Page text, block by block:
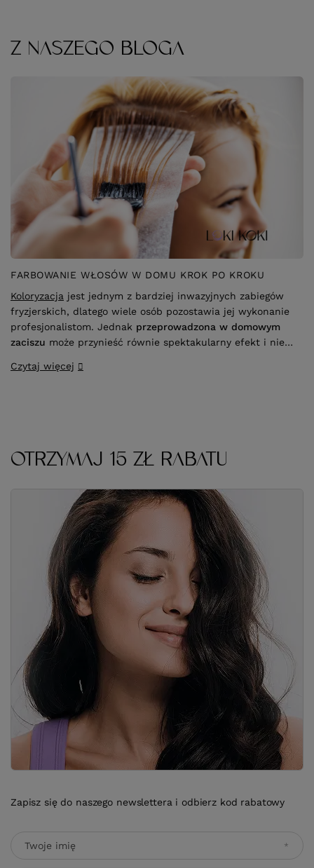
Z NASZEGO BLOGA
FARBOWANIE WŁOSÓW W DOMU KROK PO KROKU
Koloryzacja jest jednym z bardziej inwazyjnych zabiegów
fryzjerskich, dlatego wiele osób pozostawia jej wykonanie
profesjonalistom. Jednak przeprowadzona w domowym
zaciszu może przynieść równie spektakularny efekt i nie
sukcesu jest stosowanie się do wskazówek ekspertów
Czytaj więcej
OTRZYMAJ 15 ZŁ RABATU
Zapisz się do naszego newslettera i odbierz kod rabatowy
Twoje imię